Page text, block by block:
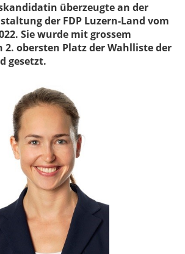
überzeugte an der
der FDP Luzern-Land vom
Sie wurde mit grossem
2. obersten Platz der Wahlliste der
gesetzt.